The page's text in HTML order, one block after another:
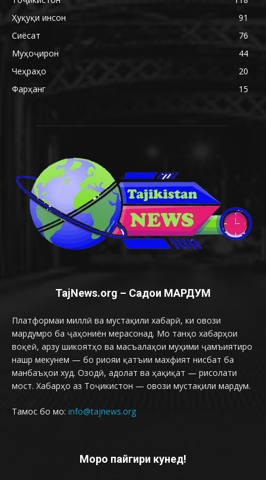
Ҳуқуқи инсон
91
Сиёсат
76
Муҳоҷирон
44
Чеҳраҳо
20
Фарҳанг
15
TajNews.org – Садои МАРДУМ
Платформаи миллӣ ва мустақили хабарӣ, ки овози
мардумро ба ҷаҳониён мерасонад. Мо танҳо хабарҳои
воқеӣ, арзу шикоятҳо ва масъалаҳои муҳими ҷамъиятиро
нашр мекунем — бо риояи қатъии махфият нисбат ба
манбаъҳои худ. Озодӣ, адолат ва ҳақиқат — рисолати
мост. Хабарҳо аз Тоҷикистон — овози мустақили мардум.
Тамос бо мо: info@tajnews.org
Моро пайгири кунед!